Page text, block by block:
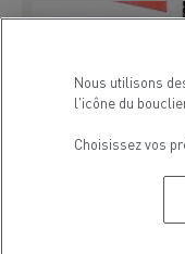
Nous utilisons
l'icône du
Choisissez vos